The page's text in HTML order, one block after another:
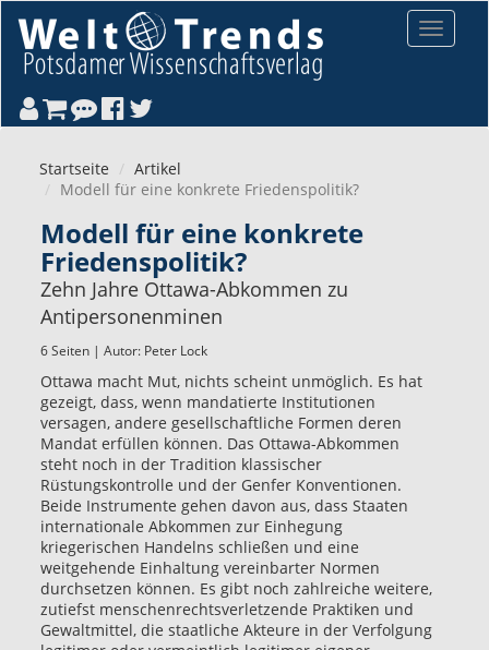
Toggle
Startseite
Artikel
Modell für eine konkrete Friedenspolitik?
Modell für eine konkrete
Friedenspolitik?
Zehn Jahre Ottawa-Abkommen zu
Antipersonenminen
6 Seiten | Autor: Peter Lock
Ottawa macht Mut, nichts scheint unmöglich. Es hat
gezeigt, dass, wenn mandatierte Institutionen
versagen, andere gesellschaftliche Formen deren
Mandat erfüllen können. Das Ottawa-Abkommen
steht noch in der Tradition klassischer
Rüstungskontrolle und der Genfer Konventionen.
Beide Instrumente gehen davon aus, dass Staaten
internationale Abkommen zur Einhegung
kriegerischen Handelns schließen und eine
weitgehende Einhaltung vereinbarter Normen
durchsetzen können. Es gibt noch zahlreiche weitere,
zutiefst menschenrechtsverletzende Praktiken und
Gewaltmittel, die staatliche Akteure in der Verfolgung